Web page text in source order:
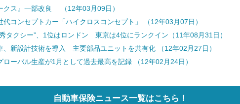
クス』一部改良 （12年03月09日）
代コンセプトカー「ハイクロスコンセプト」 （12年03月07日）
タクシー”、1位はロンドン 東京は4位にランクイン（11年08月31日）
、新設計技術を導入 主要部品ユニットを共有化 （12年02月27日）
ローバル生産が1月として過去最高を記録 （12年02月24日）
自動車保険ニュース一覧はこちら！